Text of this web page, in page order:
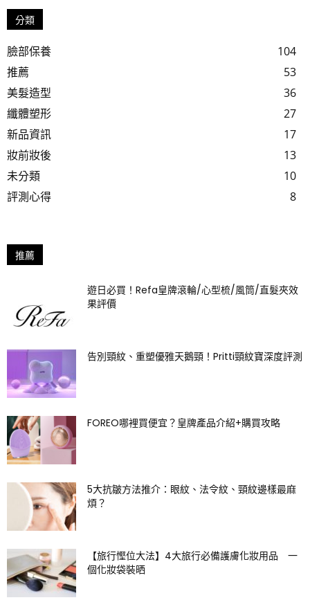
分類
臉部保養
104
推薦
53
美髮造型
36
纖體塑形
27
新品資訊
17
妝前妝後
13
未分類
10
評測心得
8
推薦
遊日必買！Refa皇牌滾輪/心型梳/風筒/直髮夾效
果評價
告別頸紋、重塑優雅天鵝頸！Pritti頸紋寶深度評測
FOREO哪裡買便宜？皇牌產品介紹+購買攻略
5大抗皺方法推介：眼紋、法令紋、頸紋邊樣最麻
煩？
【旅行慳位大法】4大旅行必備護膚化妝用品 一
個化妝袋裝晒